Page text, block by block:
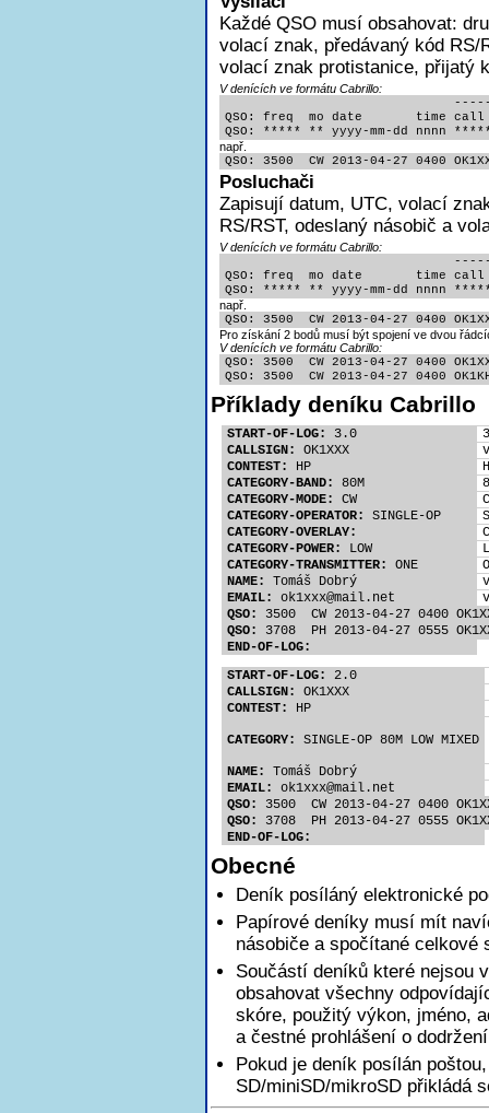
Každé QSO musí obsahovat:
volací znak, předávaný kód RS/
volací znak protistanice, přijatý
V denících ve formátu Cabrillo:
QSO: freq  mo date       time
QSO: ***** ** yyyy-mm-dd nnnn
např.
QSO: 3500  CW 2013-04-27 0400
Posluchači
Zapisují datum, UTC, volací
RS/RST, odeslaný násobič a
V denících ve formátu Cabrillo:
QSO: freq  mo date       time
QSO: ***** ** yyyy-mm-dd nnnn
např.
QSO: 3500  CW 2013-04-27 0400
Pro získání 2 bodů musí být spojení ve dvou
V denících ve formátu Cabrillo:
QSO: 3500  CW 2013-04-27 0400
QSO: 3500  CW 2013-04-27 0400
Příklady deníku Cabrillo
START-OF-LOG: 3.0
CALLSIGN:
OK1XXX
CONTEST:
HP
CATEGORY-BAND:
80M
CATEGORY-MODE:
CW
CATEGORY-OPERATOR:
SINGLE-OP
CATEGORY-OVERLAY:
CATEGORY-POWER:
LOW
CATEGORY-TRANSMITTER:
ONE
NAME:
Tomáš Dobrý
EMAIL:
ok1xxx@mail.net
QSO:
3500  CW 2013-04-27 0400
QSO:
3708  PH 2013-04-27 0555
END-OF-LOG:
START-OF-LOG:
2.0
CALLSIGN:
OK1XXX
CONTEST:
HP
CATEGORY: SINGLE-OP 80M LOW MIXED
NAME:
Tomáš Dobrý
EMAIL:
ok1xxx@mail.net
QSO:
3500  CW 2013-04-27 0400
QSO:
3708  PH 2013-04-27 0555
END-OF-LOG:
Obecné
Deník posíláný elektronické
Papírové deníky musí mít
násobiče a spočítané celkové
Součástí deníků které nejsou
obsahovat všechny
skóre, použitý výkon, jméno,
a čestné prohlášení o
Pokud je deník posílán
SD/miniSD/mikroSD přikládá